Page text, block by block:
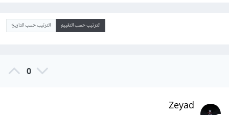
الترتيب حسب التقييم الترتيب حسب التاريخ
0
Zeyad